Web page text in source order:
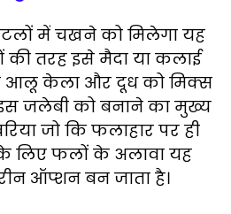
में चखने को मिलेगा यह
की तरह इसे मैदा या कलाई
आलू केला और दूध को मिक्स
इस जलेबी को बनाने का मुख्य
जो कि फलाहार पर ही
लिए फलों के अलावा यह
ऑप्शन बन जाता है।